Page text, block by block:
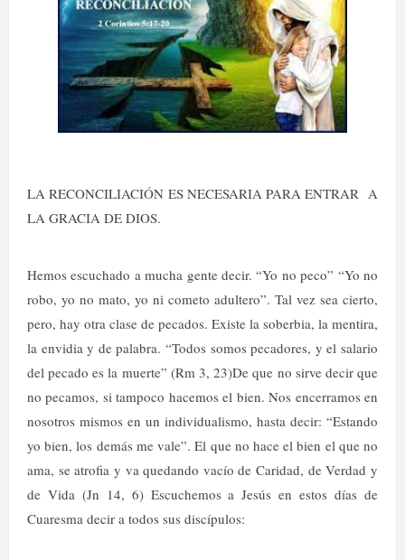
LA RECONCILIACIÓN ES NECESARIA PARA ENTRAR A
LA GRACIA DE DIOS.
Hemos escuchado a mucha gente decir. “Yo no peco” “Yo no
robo, yo no mato, yo ni cometo adultero”. Tal vez sea cierto,
pero, hay otra clase de pecados. Existe la soberbia, la mentira,
la envidia y de palabra. “Todos somos pecadores, y el salario
del pecado es la muerte” (Rm 3, 23)De que no sirve decir que
no pecamos, si tampoco hacemos el bien. Nos encerramos en
nosotros mismos en un individualismo, hasta decir: “Estando
yo bien, los demás me vale”. El que no hace el bien el que no
ama, se atrofia y va quedando vacío de Caridad, de Verdad y
de Vida (Jn 14, 6) Escuchemos a Jesús en estos días de
Cuaresma decir a todos sus discípulos: